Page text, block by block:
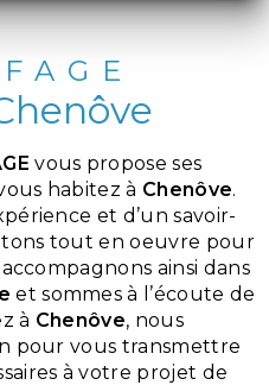
vous propose ses
habitez à Chenôve.
et d’un savoir-
tout en oeuvre pour
ainsi dans
et sommes à l’écoute de
à Chenôve, nous
pour vous transmettre
à votre projet de